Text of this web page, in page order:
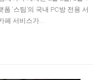
‘스팀’의 국내 PC방 전용 서
페 서비스가…